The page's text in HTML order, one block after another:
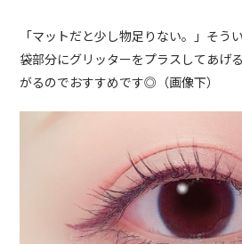
「マットだと少し物足りない。」そう
袋部分にグリッターをプラスしてあげ
がるのでおすすめです◎（画像下）